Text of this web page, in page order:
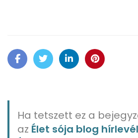
Ha tetszett ez a
az Élet sója blog